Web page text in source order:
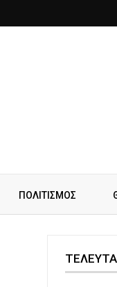
ΠΟΛΙΤΙΣΜΟΣ